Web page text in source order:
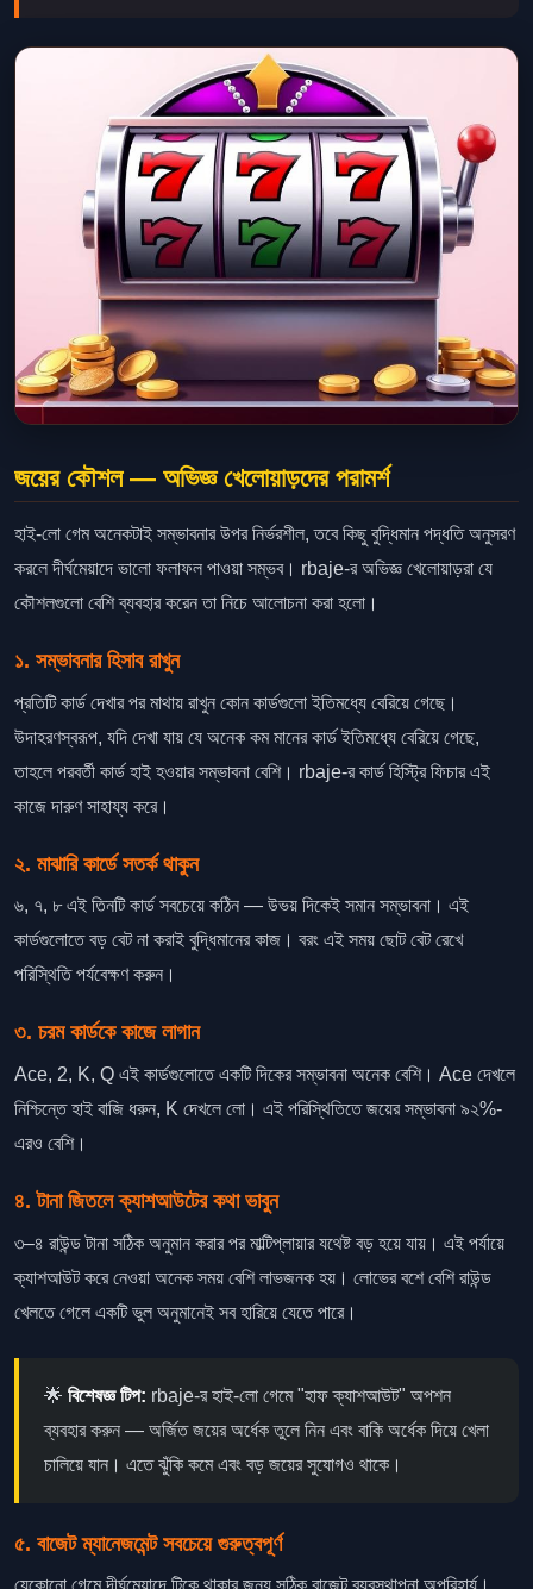
জয়ের কৌশল — অভিজ্ঞ খেলোয়াড়দের পরামর্শ
হাই-লো গেম অনেকটাই সম্ভাবনার উপর নির্ভরশীল, তবে কিছু বুদ্ধিমান পদ্ধতি অনুসরণ
করলে দীর্ঘমেয়াদে ভালো ফলাফল পাওয়া সম্ভব। rbaje-র অভিজ্ঞ খেলোয়াড়রা যে
কৌশলগুলো বেশি ব্যবহার করেন তা নিচে আলোচনা করা হলো।
১. সম্ভাবনার হিসাব রাখুন
প্রতিটি কার্ড দেখার পর মাথায় রাখুন কোন কার্ডগুলো ইতিমধ্যে বেরিয়ে গেছে।
উদাহরণস্বরূপ, যদি দেখা যায় যে অনেক কম মানের কার্ড ইতিমধ্যে বেরিয়ে গেছে,
তাহলে পরবর্তী কার্ড হাই হওয়ার সম্ভাবনা বেশি। rbaje-র কার্ড হিস্ট্রি ফিচার এই
কাজে দারুণ সাহায্য করে।
২. মাঝারি কার্ডে সতর্ক থাকুন
৬, ৭, ৮ এই তিনটি কার্ড সবচেয়ে কঠিন — উভয় দিকেই সমান সম্ভাবনা। এই
কার্ডগুলোতে বড় বেট না করাই বুদ্ধিমানের কাজ। বরং এই সময় ছোট বেট রেখে
পরিস্থিতি পর্যবেক্ষণ করুন।
৩. চরম কার্ডকে কাজে লাগান
Ace, 2, K, Q এই কার্ডগুলোতে একটি দিকের সম্ভাবনা অনেক বেশি। Ace দেখলে
নিশ্চিন্তে হাই বাজি ধরুন, K দেখলে লো। এই পরিস্থিতিতে জয়ের সম্ভাবনা ৯২%-
এরও বেশি।
৪. টানা জিতলে ক্যাশআউটের কথা ভাবুন
৩–৪ রাউন্ড টানা সঠিক অনুমান করার পর মাল্টিপ্লায়ার যথেষ্ট বড় হয়ে যায়। এই পর্যায়ে
ক্যাশআউট করে নেওয়া অনেক সময় বেশি লাভজনক হয়। লোভের বশে বেশি রাউন্ড
খেলতে গেলে একটি ভুল অনুমানেই সব হারিয়ে যেতে পারে।
🌟 বিশেষজ্ঞ টিপ: rbaje-র হাই-লো গেমে "হাফ ক্যাশআউট" অপশন
ব্যবহার করুন — অর্জিত জয়ের অর্ধেক তুলে নিন এবং বাকি অর্ধেক দিয়ে খেলা
চালিয়ে যান। এতে ঝুঁকি কমে এবং বড় জয়ের সুযোগও থাকে।
৫. বাজেট ম্যানেজমেন্ট সবচেয়ে গুরুত্বপূর্ণ